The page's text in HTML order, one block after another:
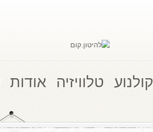
קולנוע טלוויזיה אודות